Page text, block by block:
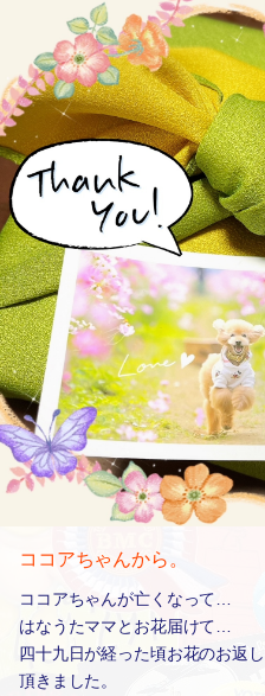
ココアちゃんから。
ココアちゃんが亡くなって…
はなうたママとお花届けて…
四十九日が経った頃お花のお返
頂きました。